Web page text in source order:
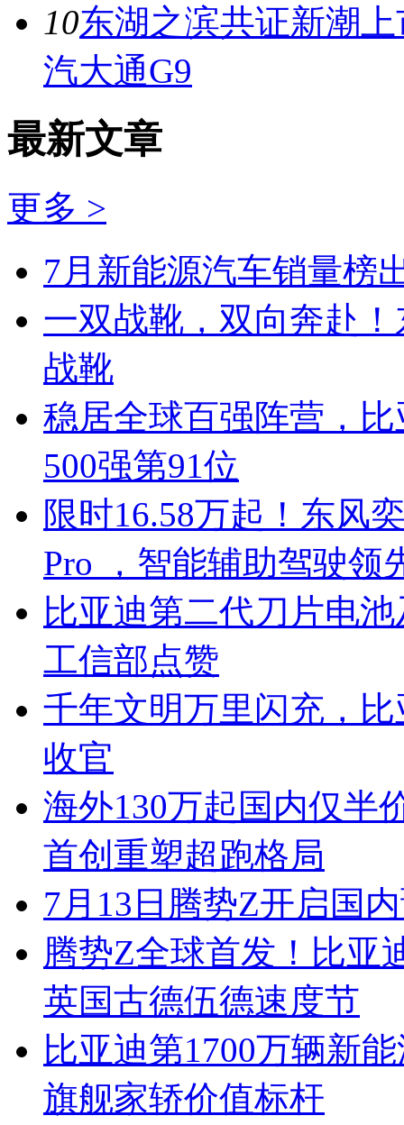
10东湖之滨共证新潮
汽大通G9
最新文章
更多 >
7月新能源汽车销量榜
一双战靴，双向奔赴
战靴
稳居全球百强阵营，
500强第91位
限时16.58万起！东风
Pro ，智能辅助驾驶领
比亚迪第二代刀片电
工信部点赞
千年文明万里闪充，
收官
海外130万起国内仅半
首创重塑超跑格局
7月13日腾势Z开启国
腾势Z全球首发！比亚
英国古德伍德速度节
比亚迪第1700万辆新
旗舰家轿价值标杆